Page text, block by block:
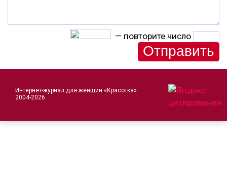
— повторите число
Интернет-журнал для женщин «Красотка»
2004-2026